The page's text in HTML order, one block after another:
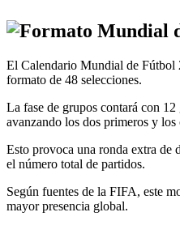
El Calendario Mundial de Fútbol
formato de 48 selecciones.
La fase de grupos contará con
avanzando los dos primeros y los
Esto provoca una ronda extra de
el número total de partidos.
Según fuentes de la FIFA, este
mayor presencia global.